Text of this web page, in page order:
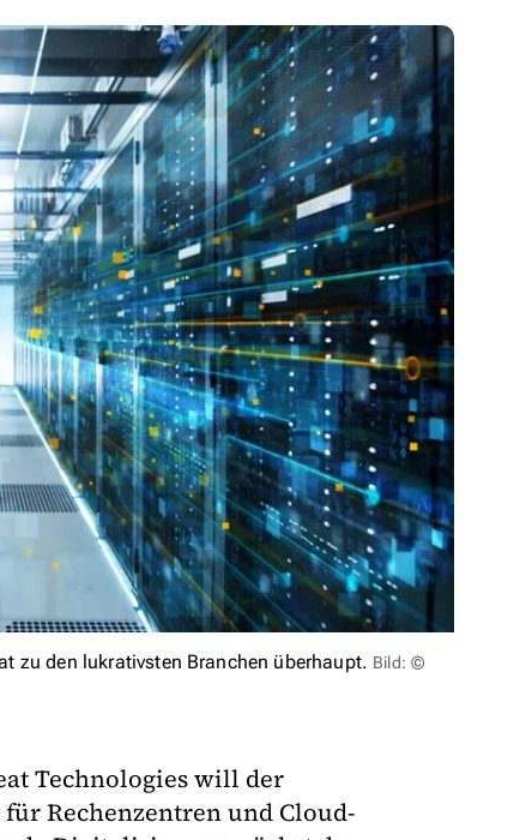
zu den lukrativsten Branchen überhaupt. Bild: ©
Technologies will der
Rechenzentren und Cloud-